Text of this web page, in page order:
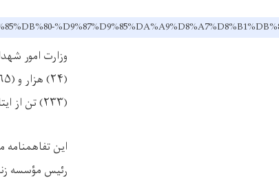
وزارت امور
(۲۴) هزار و (
(۲۳۳) تن از
این تفاهمنامه
رئیس مؤسسه